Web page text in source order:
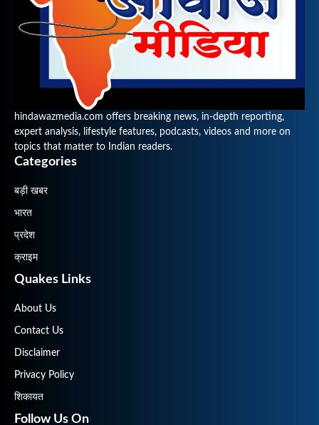
hindawazmedia.com offers breaking news, in-depth reporting,
expert analysis, lifestyle features, podcasts, videos and more on
topics that matter to Indian readers.
Categories
बड़ी खबर
भारत
प्रदेश
क्राइम
Quakes Links
About Us
Contact Us
Disclaimer
Privacy Policy
शिकायत
Follow Us On